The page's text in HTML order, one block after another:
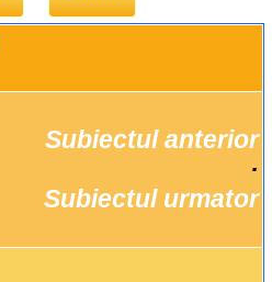
Subiectul anterior
Subiectul urmator